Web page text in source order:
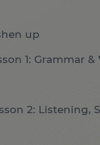
up
1: Grammar &
2: Listening,